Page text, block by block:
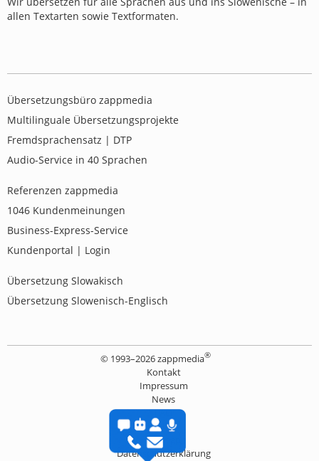
allen Textarten sowie Textformaten.
Übersetzungsbüro zappmedia
Multilinguale Übersetzungsprojekte
Fremdsprachensatz | DTP
Audio-Service in 40 Sprachen
Referenzen zappmedia
1046 Kundenmeinungen
Business-Express-Service
Kundenportal | Login
Übersetzung Slowakisch
Übersetzung Slowenisch-Englisch
© 1993–2026 zappmedia®
Kontakt
Impressum
News
FAQ
Jobs
Sitemap
Datenschutzerklärung